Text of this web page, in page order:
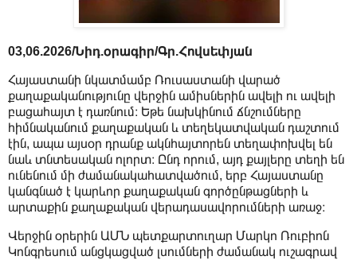
03,06.2026/Նիդ.օրագիր/Գր.Հովսեփյան
Հայաստանի նկատմամբ Ռուսաստանի վարած
քաղաքականությունը վերջին ամիսներին ավելի ու ավելի
բացահայտ է դառնում։ Եթե նախկինում ճնշումները
հիմնականում քաղաքական և տեղեկատվական դաշտում
էին, ապա այսօր դրանք ակնհայտորեն տեղափոխվել են
նաև տնտեսական ոլորտ։ Ընդ որում, այդ քայլերը տեղի են
ունենում մի ժամանակահատվածում, երբ Հայաստանը
կանգնած է կարևոր քաղաքական գործընթացների և
արտաքին քաղաքական վերադասավորումների առաջ։
Վերջին օրերին ԱՄՆ պետքարտուղար Մարկո Ռուբիոն
Կոնգրեսում անցկացված լսումների ժամանակ ուշագրավ